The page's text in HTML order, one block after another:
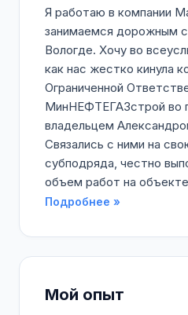
Я работаю в компании
занимаемся дорожным
Вологде. Хочу во
как нас жестко кинула
Ограниченной
МинНЕФТЕГАЗстрой во
владельцем
Связались с ними на
субподряда, честно
объем работ на
Подробнее »
Мой опыт